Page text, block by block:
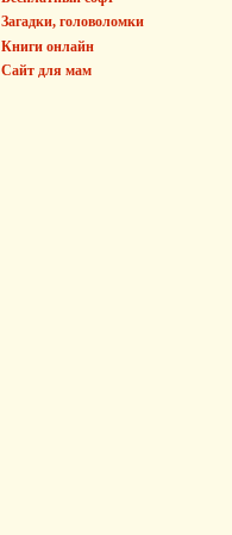
Загадки, головоломки
Книги онлайн
Сайт для мам